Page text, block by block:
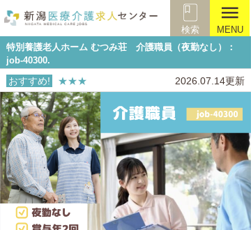
検索
menu
MENU
特別養護老人ホーム むつみ荘 介護職員（夜勤なし）：
job-40300.
おすすめ! ★★★ 2026.07.14更新